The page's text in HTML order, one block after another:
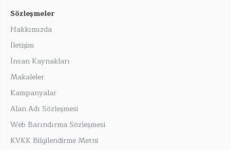
Sözleşmeler
Hakkımızda
İletişim
İnsan Kaynakları
Makaleler
Kampanyalar
Alan Adı Sözleşmesi
Web Barındırma Sözleşmesi
KVKK Bilgilendirme Metni